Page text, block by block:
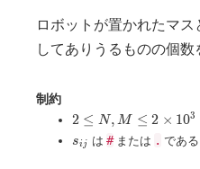
ロボットが置かれたマ
してありうるものの個数
制約
2 \leq
N,M
\leq
2 ≤ N, M ≤ 2 × 103
s_{ij}
sij は #または . である